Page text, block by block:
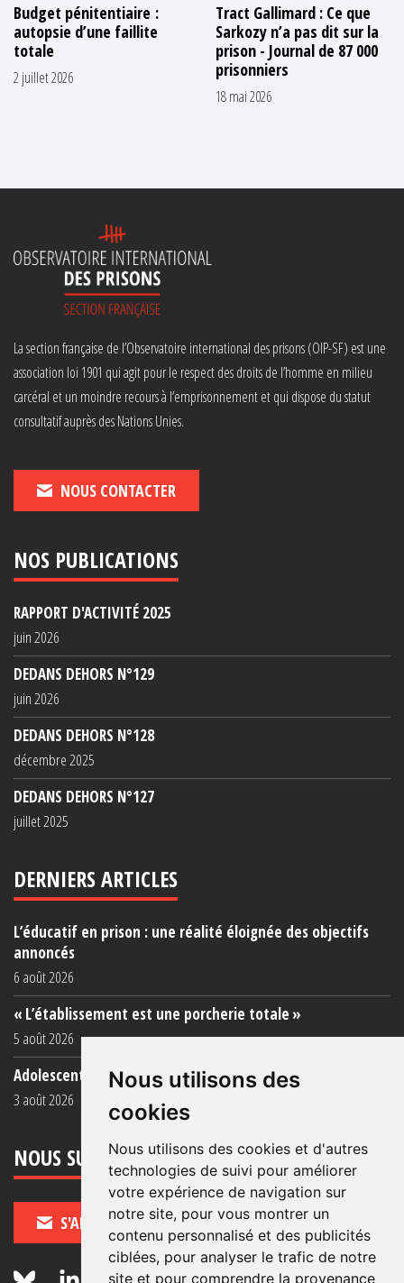
Nous utilisons des
cookies
Nous utilisons des cookies et d'autres
technologies de suivi pour améliorer
votre expérience de navigation sur
notre site, pour vous montrer un
contenu personnalisé et des publicités
ciblées, pour analyser le trafic de notre
site et pour comprendre la provenance
Budget pénitentiaire :
autopsie d’une faillite
totale
2 juillet 2026
Tract Gallimard : Ce que
Sarkozy n’a pas dit sur la
prison - Journal de 87 000
prisonniers
18 mai 2026
La section française de l’Observatoire international des prisons (OIP-SF) est une
association loi 1901 qui agit pour le respect des droits de l’homme en milieu
carcéral et un moindre recours à l’emprisonnement et qui dispose du statut
consultatif auprès des Nations Unies.
NOUS CONTACTER
NOS PUBLICATIONS
RAPPORT D'ACTIVITÉ 2025
juin 2026
DEDANS DEHORS N°129
juin 2026
DEDANS DEHORS N°128
décembre 2025
DEDANS DEHORS N°127
juillet 2025
DERNIERS ARTICLES
L’éducatif en prison : une réalité éloignée des objectifs
annoncés
6 août 2026
« L’établissement est une porcherie totale »
5 août 2026
Adolescent·es incarcéré·es : une faillite collective
3 août 2026
NOUS SUIVRE
S'ABONNER